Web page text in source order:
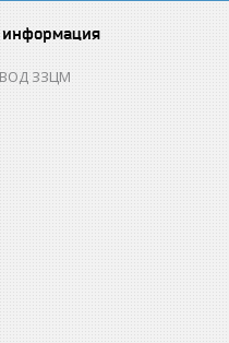
информация
ЗЗЦМ